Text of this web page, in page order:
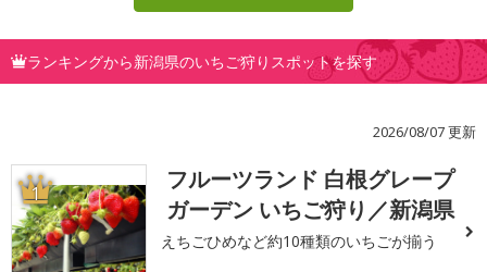
ランキングから新潟県のいちご狩りスポットを探す
2026/08/07 更新
1
フルーツランド 白根グレープ
ガーデン いちご狩り／新潟県
えちごひめなど約10種類のいちごが揃う